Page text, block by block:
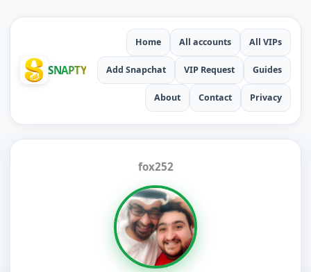
SNAPTY
Home All accounts All VIPs
Add Snapchat VIP Request Guides
About Contact Privacy
fox252